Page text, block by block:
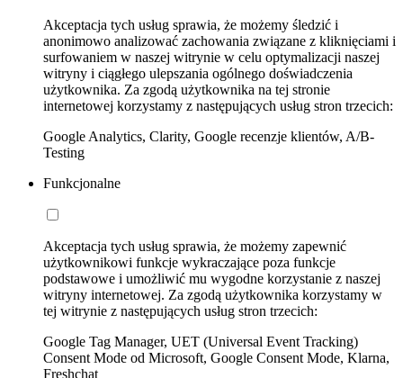
Akceptacja tych usług sprawia, że możemy śledzić i
anonimowo analizować zachowania związane z kliknięciami i
surfowaniem w naszej witrynie w celu optymalizacji naszej
witryny i ciągłego ulepszania ogólnego doświadczenia
użytkownika. Za zgodą użytkownika na tej stronie
internetowej korzystamy z następujących usług stron trzecich:
Google Analytics, Clarity, Google recenzje klientów, A/B-
Testing
Funkcjonalne
Akceptacja tych usług sprawia, że możemy zapewnić
użytkownikowi funkcje wykraczające poza funkcje
podstawowe i umożliwić mu wygodne korzystanie z naszej
witryny internetowej. Za zgodą użytkownika korzystamy w
tej witrynie z następujących usług stron trzecich:
Google Tag Manager, UET (Universal Event Tracking)
Consent Mode od Microsoft, Google Consent Mode, Klarna,
Freshchat